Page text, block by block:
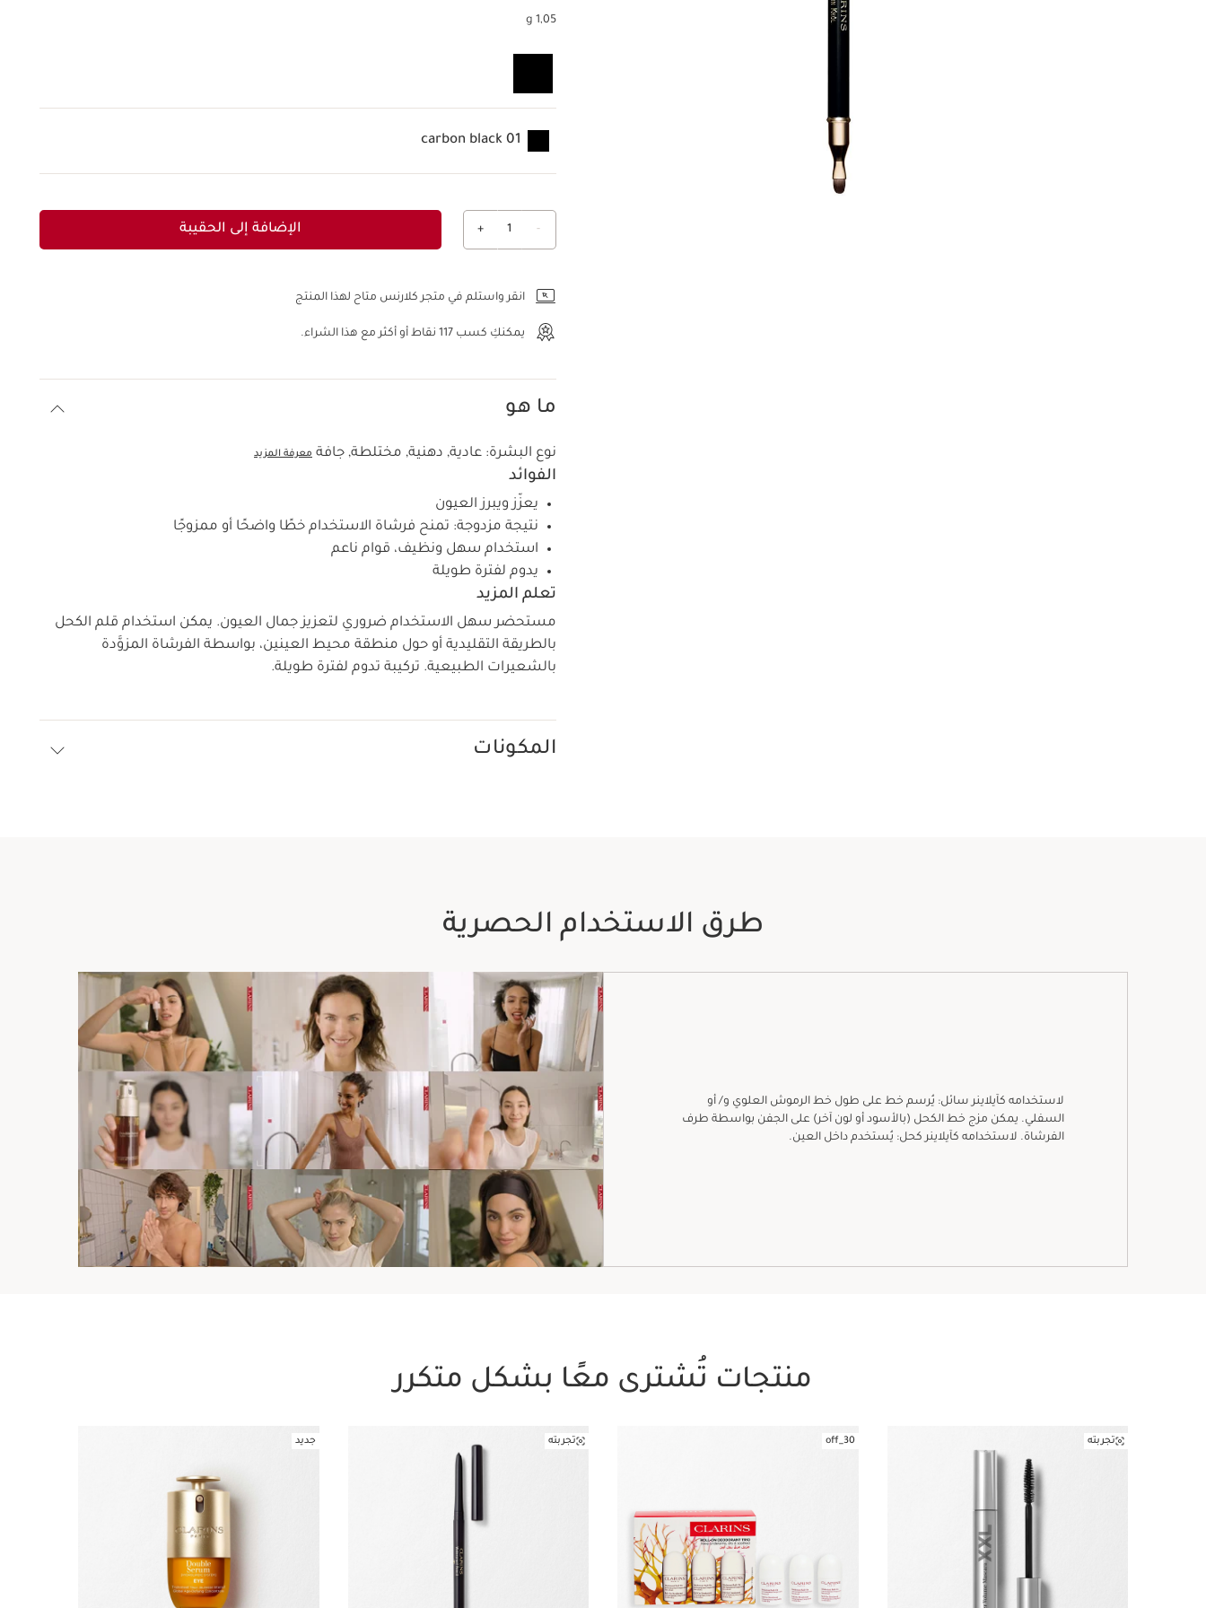
1,05 g
01 carbon black
-
1
+ الإضافة إلى الحقيبة
انقر واستلم في متجر كلارنس متاح لهذا المنتج
يمكنكِ كسب 117 نقاط أو أكثر مع هذا الشراء.
ما هو
نوع البشرة: عادية, دهنية, مختلطة, جافة معرفة المزيد
الفوائد
يعزّز ويبرز العيون
نتيجة مزدوجة: تمنح فرشاة الاستخدام خطًا واضحًا أو ممزوجًا
استخدام سهل ونظيف، قوام ناعم
يدوم لفترة طويلة
تعلم المزيد
مستحضر سهل الاستخدام ضروري لتعزيز جمال العيون. يمكن استخدام قلم الكحل
بالطريقة التقليدية أو حول منطقة محيط العينين، بواسطة الفرشاة المزوَّدة
بالشعيرات الطبيعية. تركيبة تدوم لفترة طويلة.
المكونات
طرق الاستخدام الحصرية
لاستخدامه كآيلاينر سائل: يُرسم خط على طول خط الرموش العلوي و/ أو
السفلي. يمكن مزج خط الكحل (بالأسود أو لون آخر) على الجفن بواسطة طرف
الفرشاة. لاستخدامه كآيلاينر كحل: يُستخدم داخل العين.
منتجات تُشترى معًا بشكل متكرر
تجربته 30_off تجربته جديد